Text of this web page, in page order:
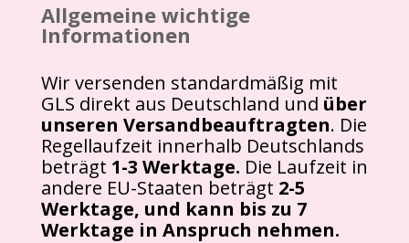
Allgemeine wichtige
Informationen
Wir versenden standardmäßig mit
GLS direkt aus Deutschland und über
unseren Versandbeauftragten. Die
Regellaufzeit innerhalb Deutschlands
beträgt 1-3 Werktage. Die Laufzeit in
andere EU-Staaten beträgt 2-5
Werktage, und kann bis zu 7
Werktage in Anspruch nehmen.